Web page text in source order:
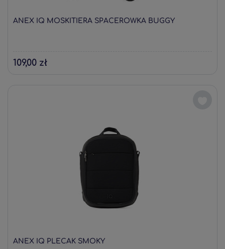
ANEX IQ MOSKITIERA SPACEROWKA BUGGY
109,00 zł
ANEX IQ PLECAK SMOKY